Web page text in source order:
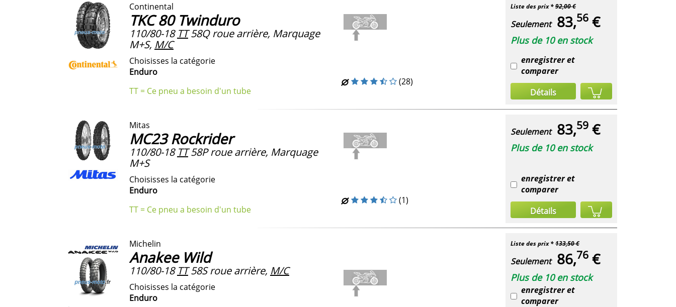
Continental
TKC 80 Twinduro
110/80-18 TT58Q roue arrière, Marquage
M+S, M/C
Choisisses la catégorie
Enduro
TT = Ce pneu a besoin d'un tube
(28)
Liste des prix *92,00 €
Seulement 83,56 €
Plus de 10 en stock
enregistrer et
comparer
Détails
Mitas
MC23 Rockrider
110/80-18 TT58P roue arrière, Marquage
M+S
Choisisses la catégorie
Enduro
TT = Ce pneu a besoin d'un tube
(1)
Seulement 83,59 €
Plus de 10 en stock
enregistrer et
comparer
Détails
Michelin
Anakee Wild
110/80-18 TT58S roue arrière, M/C
Choisisses la catégorie
Enduro
Liste des prix *133,50 €
Seulement 86,76 €
Plus de 10 en stock
enregistrer et
comparer